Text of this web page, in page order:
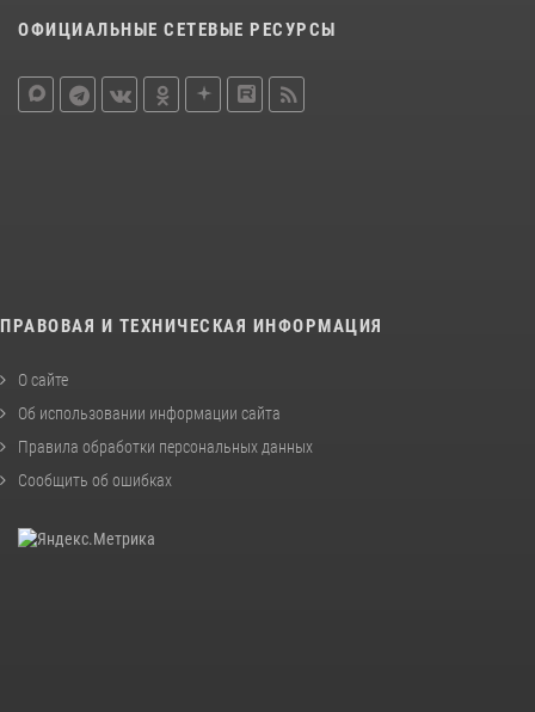
ОФИЦИАЛЬНЫЕ СЕТЕВЫЕ РЕСУРСЫ
ПРАВОВАЯ И ТЕХНИЧЕСКАЯ ИНФОРМАЦИЯ
О сайте
Об использовании информации сайта
Правила обработки персональных данных
Сообщить об ошибках